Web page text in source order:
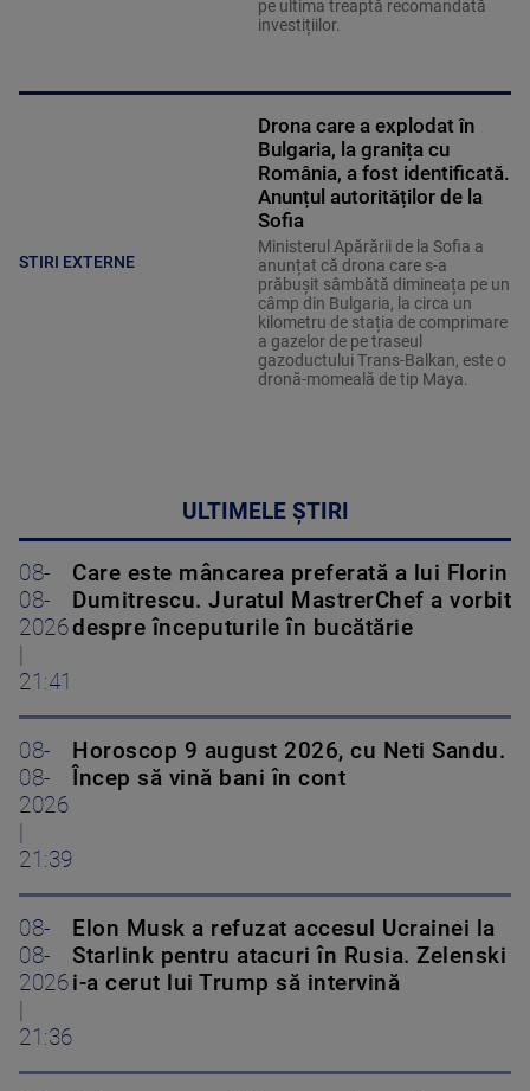
pe ultima treaptă recomandată
investițiilor.
STIRI EXTERNE
Drona care a explodat în
Bulgaria, la granița cu
România, a fost identificată.
Anunțul autorităților de la
Sofia
Ministerul Apărării de la Sofia a
anunțat că drona care s-a
prăbușit sâmbătă dimineața pe un
câmp din Bulgaria, la circa un
kilometru de stația de comprimare
a gazelor de pe traseul
gazoductului Trans-Balkan, este o
dronă-momeală de tip Maya.
ULTIMELE ȘTIRI
08-
08-
2026
|
21:41
Care este mâncarea preferată a lui Florin
Dumitrescu. Juratul MastrerChef a vorbit
despre începuturile în bucătărie
08-
08-
2026
|
21:39
Horoscop 9 august 2026, cu Neti Sandu.
Încep să vină bani în cont
08-
08-
2026
|
21:36
Elon Musk a refuzat accesul Ucrainei la
Starlink pentru atacuri în Rusia. Zelenski
i-a cerut lui Trump să intervină